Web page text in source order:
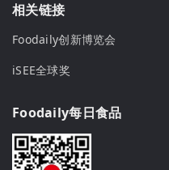
相关链接
Foodaily创新博览会
iSEE全球奖
Foodaily每日食品